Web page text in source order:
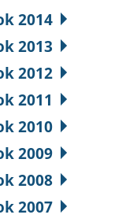
2014
2013
2012
2011
2010
2009
2008
2007